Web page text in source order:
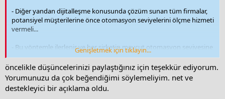
- Diğer yandan dijitalleşme konusunda çözüm sunan tüm firmalar,
potansiyel müşterilerine önce otomasyon seviyelerini ölçme hizmeti
vermeli...
- Bu yöntemle ilerlenir ve her şirketin mevcut otomasyon seviyesine
göre bir sonraki adım birlikte planlanırsa, ülkemizin Endüstri 4.0'a
daha sağlıklı gidebileceğini düşünüyorum.
Genişletmek için tıklayın...
öncelikle düşüncelerinizi paylaştığınız için teşekkür ediyorum.
Yorumunuzu da çok beğendiğimi söylemeliyim. net ve
destekleyici bir açıklama oldu.